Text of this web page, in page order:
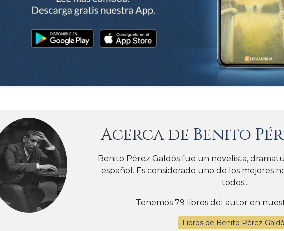
Acerca de Benito
Benito Pérez Galdós fue un novelista,
español. Es considerado uno de los mejores
todos...
Tenemos 79 libros del autor en
Libros de Benito Pérez